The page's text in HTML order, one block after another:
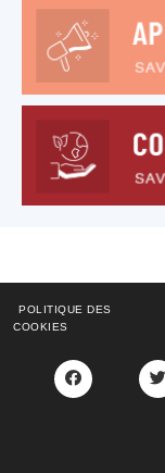
POLITIQUE DES
COOKIES